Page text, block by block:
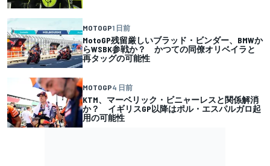
MOTOGP1 日前
MotoGP残留厳しいブラッド・ビンダー、BMWか
らWSBK参戦か？ かつての同僚オリベイラと
再タッグの可能性
MOTOGP4 日前
KTM、マーベリック・ビニャーレスと関係解消
か？ イギリスGP以降はポル・エスパルガロ起
用の可能性